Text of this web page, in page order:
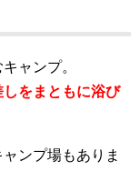
ャンプ。
しをまともに浴び
ンプ場もありま